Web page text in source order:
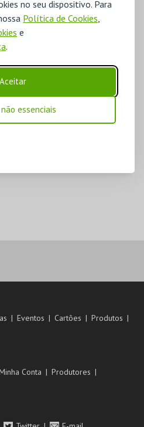
no seu dispositivo. Para
Política de Cookies,
e
.
Aceitar
essenciais
Eventos Cartões
Produtos
Conta
Produtores